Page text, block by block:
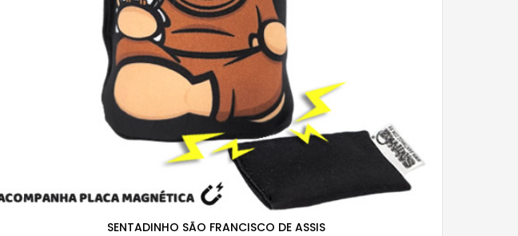
SENTADINHO SÃO FRANCISCO DE ASSIS